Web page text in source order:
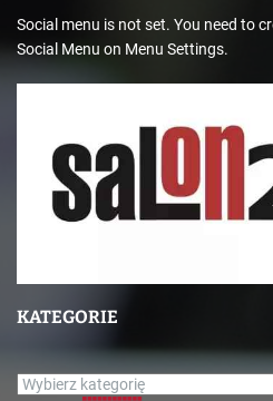
Social menu is not set. You need to
Social Menu on Menu Settings.
KATEGORIE
K